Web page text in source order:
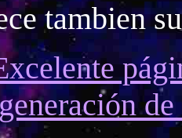
tambien